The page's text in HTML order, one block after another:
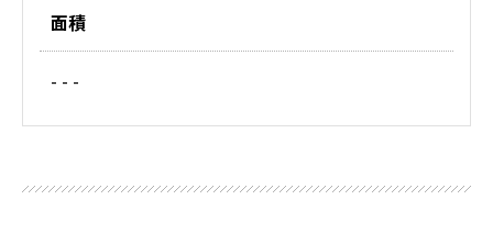
面積
- - -